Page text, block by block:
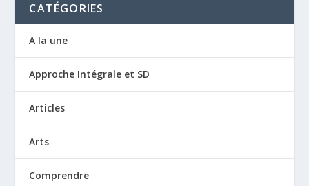
CATÉGORIES
A la une
Approche Intégrale et SD
Articles
Arts
Comprendre